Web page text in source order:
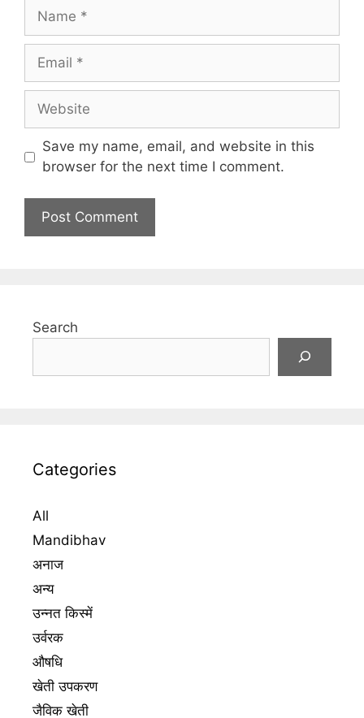
m
a
s
t
Save my name, email, and website in this
browser for the next time I comment.
Search
Categories
All
Mandibhav
अनाज
अन्य
उन्नत किस्में
उर्वरक
औषधि
खेती उपकरण
जैविक खेती